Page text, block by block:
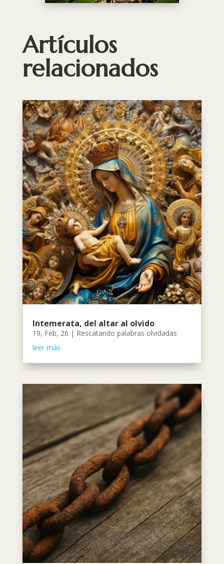
Artículos
relacionados
Intemerata, del altar al olvido
19, Feb, 26 | Rescatando palabras olvidadas
leer más